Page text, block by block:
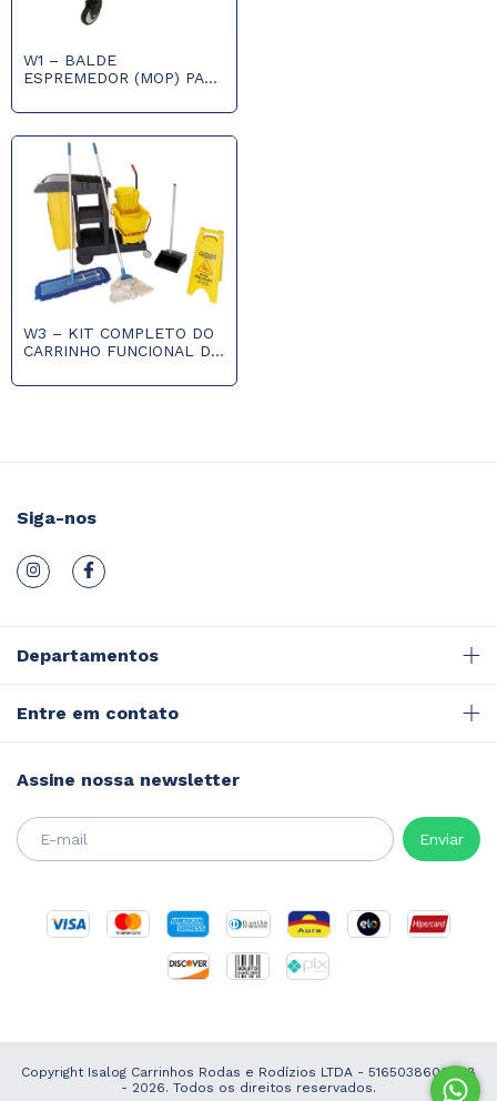
W1 – BALDE
ESPREMEDOR (MOP) PARA
E DRENO
W3 – KIT COMPLETO DO
CARRINHO FUNCIONAL DE
Siga-nos
Departamentos
Entre em contato
Assine nossa newsletter
Copyright Isalog Carrinhos Rodas e Rodízios LTDA - 51650386000118
- 2026. Todos os direitos reservados.